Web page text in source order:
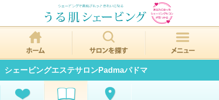
シェービングエステサロンPadmaパドマ